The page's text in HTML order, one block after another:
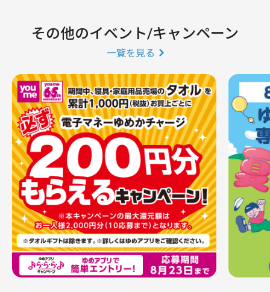
その他のイベント/キャンペーン
一覧を見る